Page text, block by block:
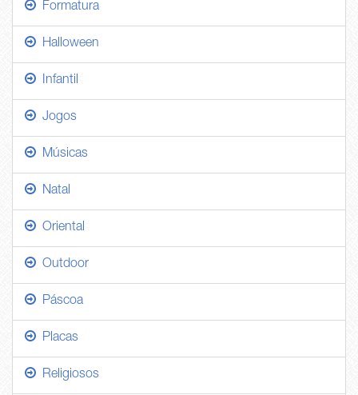
Formatura
Halloween
Infantil
Jogos
Músicas
Natal
Oriental
Outdoor
Páscoa
Placas
Religiosos